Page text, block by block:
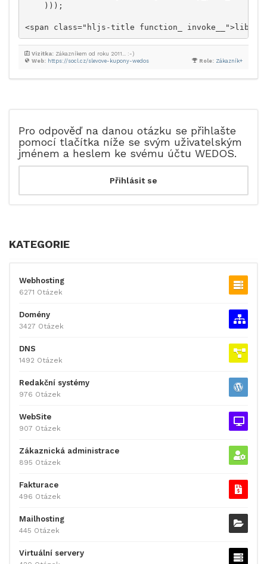
    )));
<span class="hljs-title function_
Role: Zákazník+
Web: https://socl.cz/slevove-kupony-wedos
Vizitka: Zákazníkem od roku 2011... :-)
Pro odpověď na danou otázku se přihlašte
pomocí tlačítka níže se svým uživatelským
jménem a heslem ke svému účtu WEDOS.
KATEGORIE
Webhosting
6271 Otázek
Domény
3427 Otázek
DNS
1492 Otázek
Redakční systémy
976 Otázek
WebSite
907 Otázek
Zákaznická administrace
895 Otázek
Fakturace
496 Otázek
Mailhosting
445 Otázek
Virtuální servery